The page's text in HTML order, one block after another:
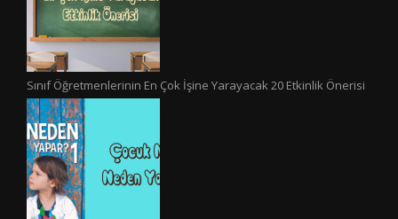
Sınıf Öğretmenlerinin En Çok İşine Yarayacak 20 Etkinlik Önerisi